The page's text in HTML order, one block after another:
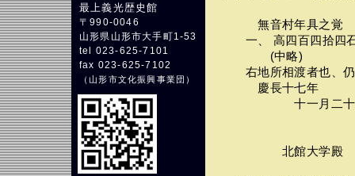
最上義光歴史館
〒990-0046
山形県山形市大手町1-53
tel 023-625-7101
fax 023-625-7102
（山形市文化振興事業団 ）
無音村年具之覚
一、 高四百四拾四
(中略)
右地所相渡者也、仍
慶長十七年
十一月二十
北館大学殿